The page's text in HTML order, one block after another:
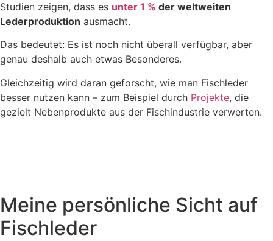
Studien zeigen, dass es unter 1 % der weltweiten
Lederproduktion ausmacht.
Das bedeutet: Es ist noch nicht überall verfügbar, aber
genau deshalb auch etwas Besonderes.
Gleichzeitig wird daran geforscht, wie man Fischleder
besser nutzen kann – zum Beispiel durch Projekte, die
gezielt Nebenprodukte aus der Fischindustrie verwerten.
Meine persönliche Sicht auf
Fischleder